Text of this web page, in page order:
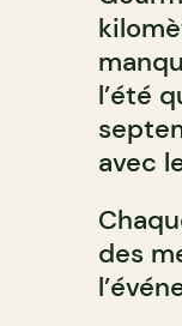
l’été
avec
des